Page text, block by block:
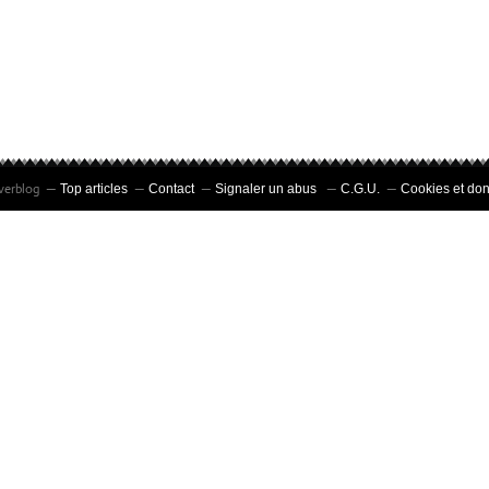
Top articles Contact Signaler un abus C.G.U. Cookies et